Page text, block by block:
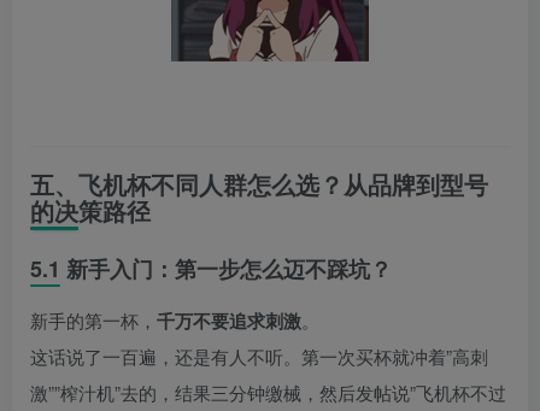
五、飞机杯不同人群怎么选？从品牌到型号
的决策路径
5.1 新手入门：第一步怎么迈不踩坑？
新手的第一杯， 千万不要追求刺激。
这话说了一百遍，还是有人不听。第一次买杯就冲着”高刺
激””榨汁机”去的，结果三分钟缴械，然后发帖说”飞机杯不过